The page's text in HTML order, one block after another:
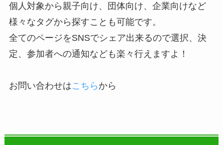
個人対象から親子向け、団体向け、企業向けなど
様々なタグから探すことも可能です。
全てのページをSNSでシェア出来るので選択、決
定、参加者への通知なども楽々行えますよ！
お問い合わせはこちら から